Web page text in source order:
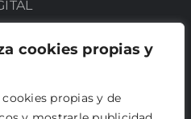
cookies propias y
propias y de